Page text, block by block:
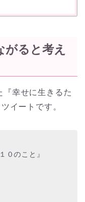
ると考え
幸せに生きるた
イートです。
０のこと』